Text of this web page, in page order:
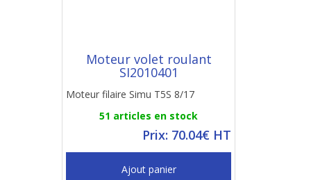
Moteur volet roulant
SI2010401
Moteur filaire Simu T5S 8/17
51 articles en stock
Prix: 70.04€ HT
Ajout panier